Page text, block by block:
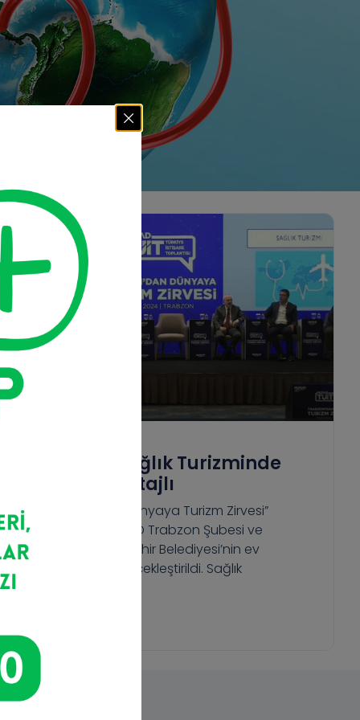
Trabzon Sağlık Turizminde
Daha Avantajlı
“Trabzon’dan Dünyaya Turizm Zirvesi”
programı, MÜSİAD Trabzon Şubesi ve
Trabzon Büyükşehir Belediyesi’nin ev
sahipliğinde gerçekleştirildi. Sağlık